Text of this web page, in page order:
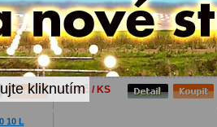
kliknutím
a do
Plně syntetický, velmi vysoce výkonný olej na
mazání řetězů.
463Kč / KS
10 L